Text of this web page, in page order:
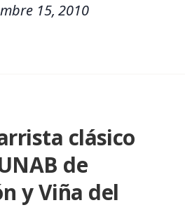
15, 2010
clásico
de
y Viña del